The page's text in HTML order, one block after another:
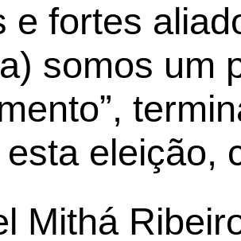
e fortes
somos um
eleição,
Mithá